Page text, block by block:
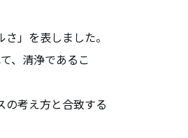
」を表しました。
、清浄であるこ
の考え方と合致する